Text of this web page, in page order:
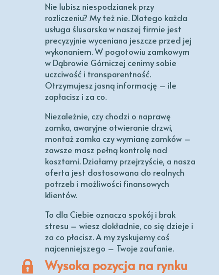
Nie lubisz niespodzianek przy
rozliczeniu? My też nie. Dlatego każda
usługa ślusarska w naszej firmie jest
precyzyjnie wyceniana jeszcze przed jej
wykonaniem. W pogotowiu zamkowym
w Dąbrowie Górniczej cenimy sobie
uczciwość i transparentność.
Otrzymujesz jasną informację – ile
zapłacisz i za co.
Niezależnie, czy chodzi o naprawę
zamka, awaryjne otwieranie drzwi,
montaż zamka czy wymianę zamków –
zawsze masz pełną kontrolę nad
kosztami. Działamy przejrzyście, a nasza
oferta jest dostosowana do realnych
potrzeb i możliwości finansowych
klientów.
To dla Ciebie oznacza spokój i brak
stresu – wiesz dokładnie, co się dzieje i
za co płacisz. A my zyskujemy coś
najcenniejszego – Twoje zaufanie.
Wysoka pozycja na rynku